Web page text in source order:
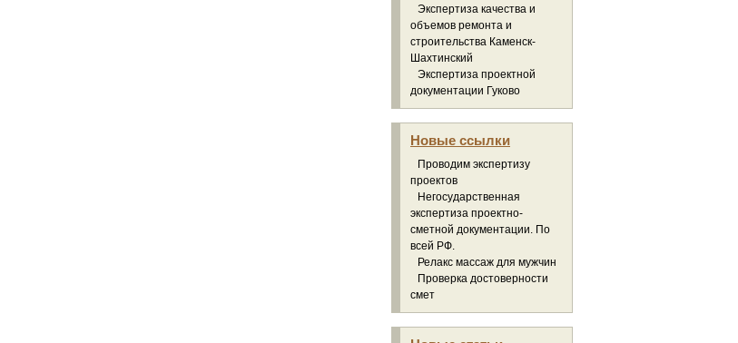
Экспертиза качества и
объемов ремонта и
строительства Каменск-
Шахтинский
Экспертиза проектной
документации Гуково
Новые ссылки
Проводим экспертизу
проектов
Негосударственная
экспертиза проектно-
сметной документации. По
всей РФ.
Релакс массаж для мужчин
Проверка достоверности
смет